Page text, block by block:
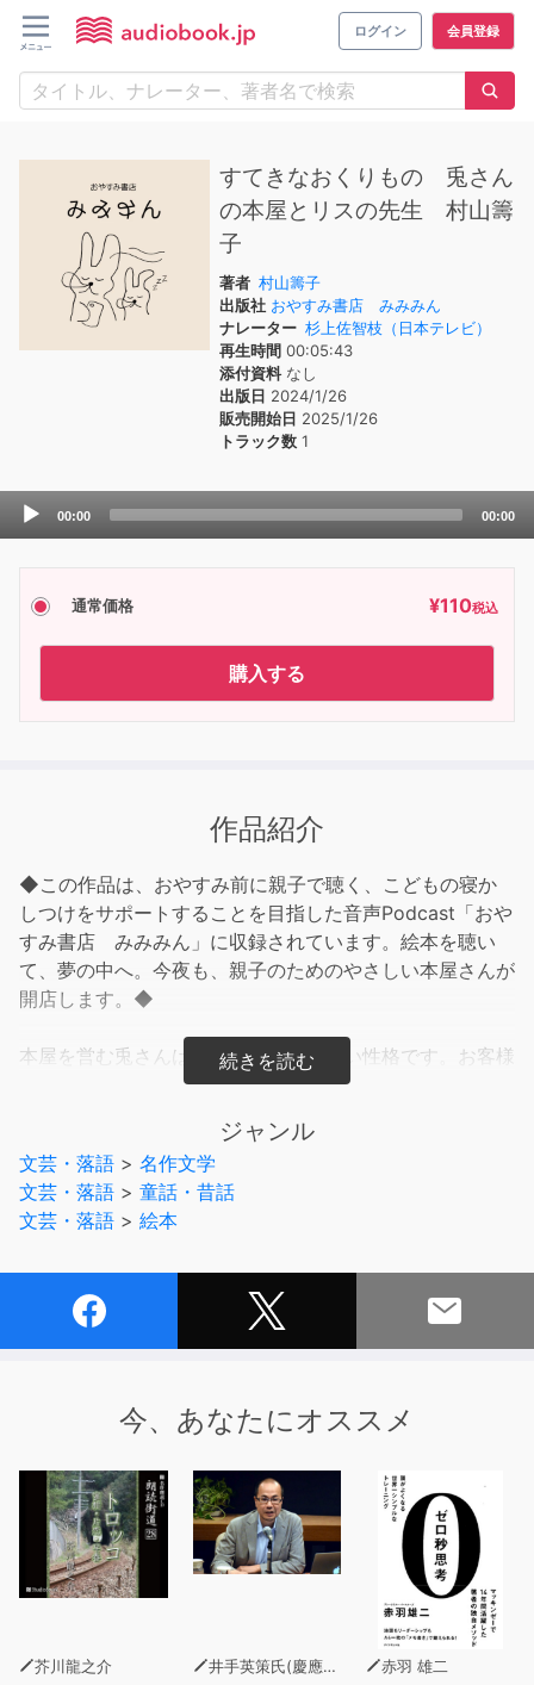
ログイン 会員登録
すてきなおくりもの 兎さん
の本屋とリスの先生 村山籌
子
著者 村山籌子
出版社 おやすみ書店 みみみん
ナレーター 杉上佐智枝（日本テレビ）
再生時間 00:05:43
添付資料なし
出版日 2024/1/26
販売開始日 2025/1/26
トラック数 1
Audio
00:00 00:00
通常価格 ¥110税込
購入する
作品紹介
◆この作品は、おやすみ前に親子で聴く、こどもの寝か
しつけをサポートすることを目指した音声Podcast「おや
すみ書店 みみみん」に収録されています。絵本を聴い
て、夢の中へ。今夜も、親子のためのやさしい本屋さんが
開店します。◆
本屋を営む兎さんは、少しそそっかしい性格です。お客様
のリスさんの前で思わぬ失敗をしてしまいます。でも、大
合えば、たいていのことは挽回できます。もしもピンチが
起こったら、兎さんを見習って、物事が良い方向に向かう
ように工夫してみようと思える作品です。
ジャンル
文芸・落語 > 名作文学
文芸・落語 > 童話・昔話
文芸・落語 > 絵本
今、あなたにオススメ
芥川龍之介 井手英策氏(慶應義塾大学経済学部教授) 赤羽 雄二